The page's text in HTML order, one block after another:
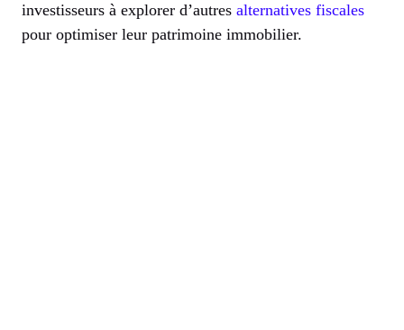
investisseurs à explorer d’autres alternatives fiscales
pour optimiser leur patrimoine immobilier.